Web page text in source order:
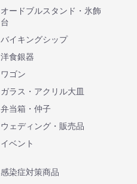
オードブルスタンド・氷飾
台
バイキングシップ
洋食銀器
ワゴン
ガラス・アクリル大皿
弁当箱・仲子
ウェディング・販売品
イベント
感染症対策商品